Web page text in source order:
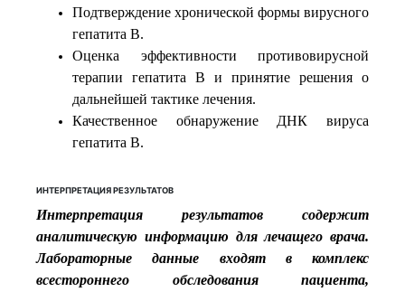
Подтверждение хронической формы вирусного
гепатита В.
Оценка эффективности противовирусной
терапии гепатита В и принятие решения о
дальнейшей тактике лечения.
Качественное обнаружение ДНК вируса
гепатита В.
ИНТЕРПРЕТАЦИЯ РЕЗУЛЬТАТОВ
Интерпретация результатов содержит
аналитическую информацию для лечащего врача.
Лабораторные данные входят в комплекс
всестороннего обследования пациента,